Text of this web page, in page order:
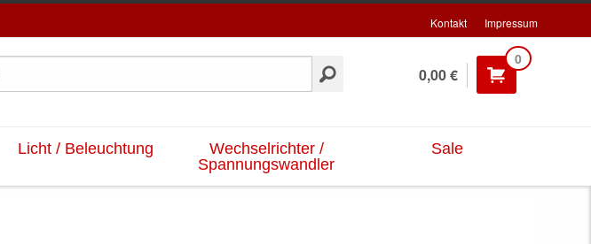
Kontakt Impressum
0
0,00 €
Licht / Beleuchtung
Wechselrichter /
Spannungswandler
Sale